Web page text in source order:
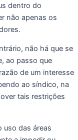
dentro do
não apenas os
não há que se
ao passo que
de um interesse
ao síndico, na
tais restrições
uso das áreas